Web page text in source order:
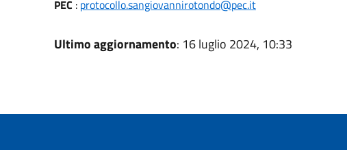
PEC : protocollo.sangiovannirotondo@pec.it
Ultimo aggiornamento: 16 luglio 2024, 10:33